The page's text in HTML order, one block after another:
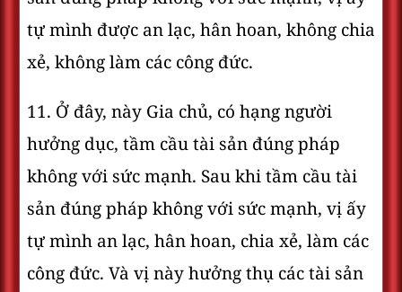
tự mình được an lạc, hân hoan, không chia
xẻ, không làm các công đức.
11. Ở đây, này Gia chủ, có hạng người
hưởng dục, tầm cầu tài sản đúng pháp
không với sức mạnh. Sau khi tầm cầu tài
sản đúng pháp không với sức mạnh, vị ấy
tự mình an lạc, hân hoan, chia xẻ, làm các
công đức. Và vị này hưởng thụ các tài sản